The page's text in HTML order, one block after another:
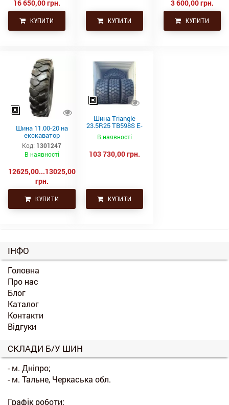
16 650,00 грн.
КУПИТИ КУПИТИ
3 600,00 грн.
КУПИТИ
Шина 11.00-20 на
екскаватор
Код: 1301247
В наявності
12625,00...13025,00
грн.
КУПИТИ
Шина Triangle
23.5R25 TB598S E-
4 201A2/185B
В наявності
103 730,00 грн.
КУПИТИ
ІНФО
Головна
Про нас
Блог
Каталог
Контакти
Відгуки
СКЛАДИ Б/У ШИН
- м. Дніпро;
- м. Тальне, Черкаська обл.
Графік роботи: